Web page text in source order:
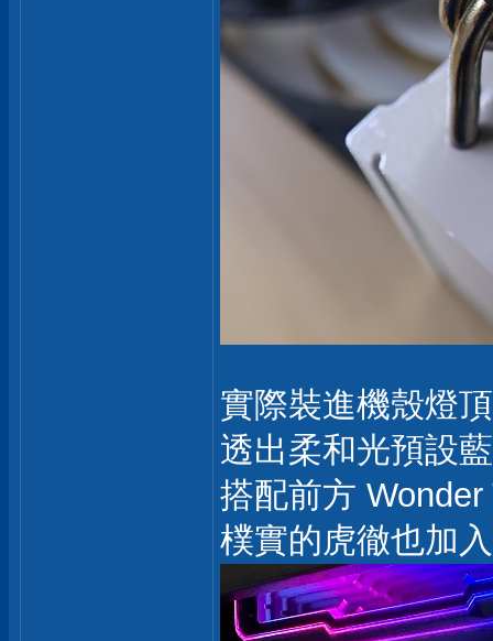
實際裝進機殼燈
透出柔和光預設
搭配前方
樸實的虎徹也加